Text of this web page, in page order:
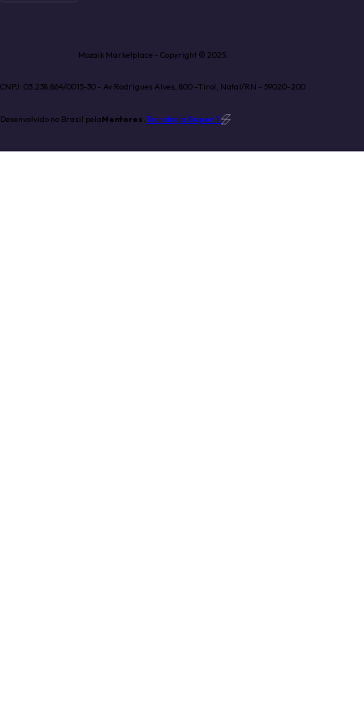
Mozaik Marketplace - Copyright © 2025.
CNPJ: 03.238.864/0015-30 - Av Rodrigues Alves, 800 -Tirol, Natal/RN - 59020-200
Desenvolvido no Brasil pelaMentores.Tecnologia Super 1.